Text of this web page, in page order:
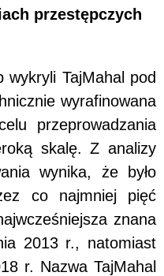
przestępczych
TajMahal pod
wyrafinowana
przeprowadzania
skalę. Z analizy
wynika, że było
co najmniej pięć
znana
2013 r., natomiast
r. Nazwa TajMahal